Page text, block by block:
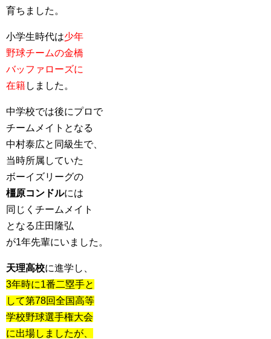
育ちました。
小学生時代は少年
野球チームの金橋
バッファローズに
在籍しました。
中学校では後にプロで
チームメイトとなる
中村泰広と同級生で、
当時所属していた
ボーイズリーグの
橿原コンドルには
同じくチームメイト
となる庄田隆弘
が1年先輩にいました。
天理高校に進学し、
3年時に1番二塁手と
して第78回全国高等
学校野球選手権大会
に出場しましたが、